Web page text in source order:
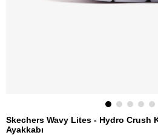
Skechers Wavy Lites - Hydro Crush
Ayakkabı